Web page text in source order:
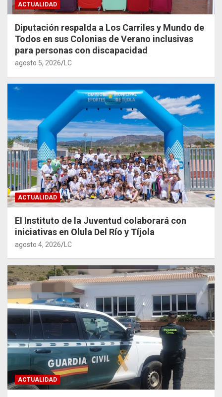
ACTUALIDAD
Diputación respalda a Los Carriles y Mundo de
Todos en sus Colonias de Verano inclusivas
para personas con discapacidad
agosto 5, 2026 LC
ACTUALIDAD
El Instituto de la Juventud colaborará con
iniciativas en Olula Del Río y Tíjola
agosto 4, 2026 LC
ACTUALIDAD